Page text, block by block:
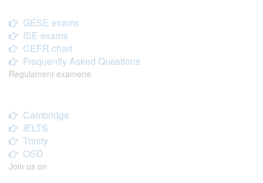
GESE exams
ISE exams
CEFR chart
Frequently Asked Questions
Regulament examene
Cambridge
IELTS
Trinity
OSD
Join us on